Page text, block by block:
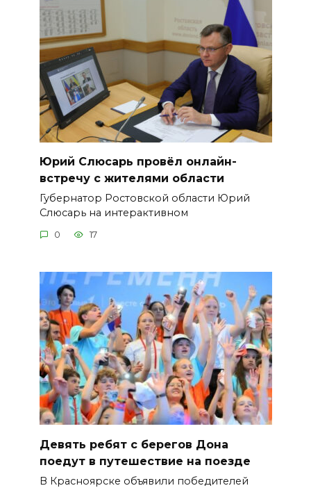
Юрий Слюсарь провёл онлайн-
встречу с жителями области
Губернатор Ростовской области Юрий
Слюсарь на интерактивном
0 17
Девять ребят с берегов Дона
поедут в путешествие на поезде
В Красноярске объявили победителей